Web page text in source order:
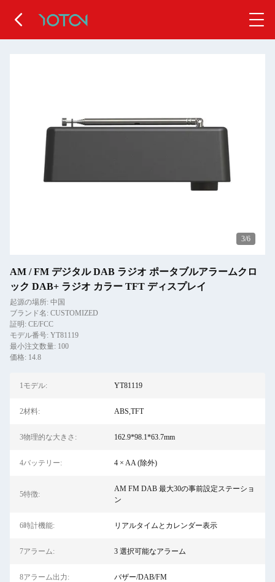
3/6
AM / FM デジタル DAB ラジオ ポータブルアラームクロ
ック DAB+ ラジオ カラー TFT ディスプレイ
起源の場所: 中国
ブランド名: CUSTOMIZED
証明: CE/FCC
モデル番号: YT81119
最小注文数量: 100
価格: 14.8
1モデル: YT81119
2材料: ABS,TFT
3物理的な大きさ: 162.9*98.1*63.7mm
4バッテリー: 4 × AA (除外)
5特徴:
AM FM DAB 最大30の事前設定ステーショ
ン
6時計機能: リアルタイムとカレンダー表示
7アラーム: 3 選択可能なアラーム
8アラーム出力: バザー/DAB/FM